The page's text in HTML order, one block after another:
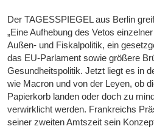
Der TAGESSPIEGEL aus Berlin
„Eine Aufhebung des Vetos
Außen- und Fiskalpolitik, ein
das EU-Parlament sowie größere
Gesundheitspolitik. Jetzt liegt es in
wie Macron und von der Leyen, ob
Papierkorb landen oder doch zu
verwirklicht werden. Frankreichs
seiner zweiten Amtszeit sein